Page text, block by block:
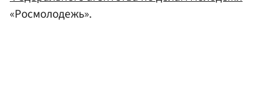
«Росмолодежь».